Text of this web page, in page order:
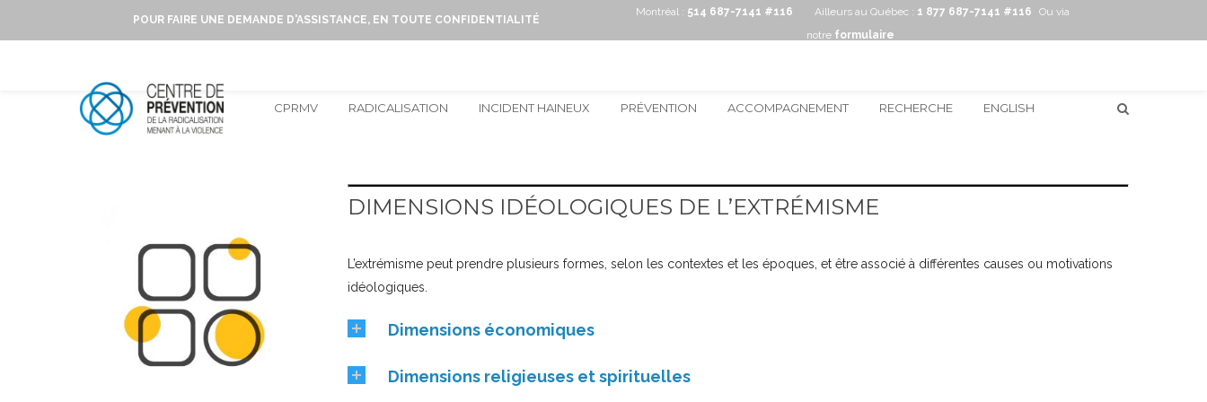
POUR FAIRE UNE DEMANDE D'ASSISTANCE, EN TOUTE CONFIDENTIALITÉ
Montréal : 514 687-7141 #116 Ailleurs au Québec : 1 877 687-7141 #116
Ou via
notre formulaire
CPRMV RADICALISATION INCIDENT HAINEUX PRÉVENTION ACCOMPAGNEMENT RECHERCHE ENGLISH
DIMENSIONS IDÉOLOGIQUES DE L’EXTRÉMISME
L’extrémisme peut prendre plusieurs formes, selon les contextes et les époques, et être associé à différentes causes ou motivations
idéologiques.
Dimensions économiques
Renvoient aux préoccupations liées à l’exploitation ou à la protection de la nature et des humains, à la répartition ou à
Dimensions religieuses et spirituelles